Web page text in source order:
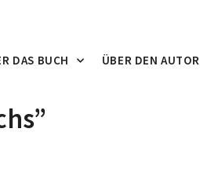
DAS BUCH ÜBER DEN AUTOR